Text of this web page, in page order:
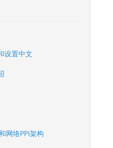
设置中文
网络PPI架构